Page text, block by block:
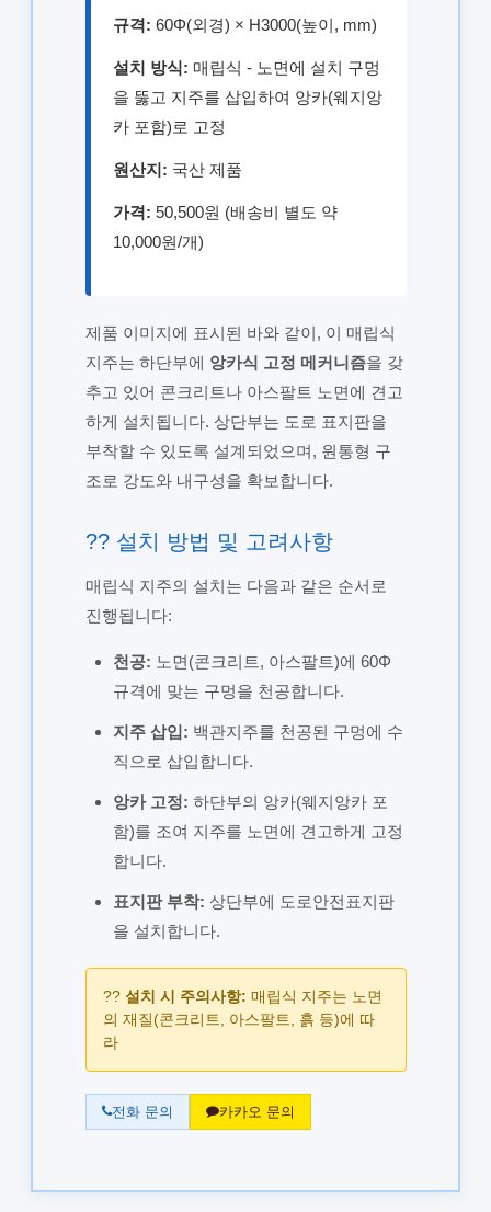
규격: 60Φ(외경) × H3000(높이, mm)
설치 방식: 매립식 - 노면에 설치 구멍
을 뚫고 지주를 삽입하여 앙카(웨지앙
카 포함)로 고정
원산지: 국산 제품
가격: 50,500원 (배송비 별도 약
10,000원/개)
제품 이미지에 표시된 바와 같이, 이 매립식
지주는 하단부에 앙카식 고정 메커니즘을 갖
추고 있어 콘크리트나 아스팔트 노면에 견고
하게 설치됩니다. 상단부는 도로 표지판을
부착할 수 있도록 설계되었으며, 원통형 구
조로 강도와 내구성을 확보합니다.
?? 설치 방법 및 고려사항
매립식 지주의 설치는 다음과 같은 순서로
진행됩니다:
천공: 노면(콘크리트, 아스팔트)에 60Φ
규격에 맞는 구멍을 천공합니다.
지주 삽입: 백관지주를 천공된 구멍에 수
직으로 삽입합니다.
앙카 고정: 하단부의 앙카(웨지앙카 포
함)를 조여 지주를 노면에 견고하게 고정
합니다.
표지판 부착: 상단부에 도로안전표지판
을 설치합니다.
?? 설치 시 주의사항: 매립식 지주는 노면
의 재질(콘크리트, 아스팔트, 흙 등)에 따
라
전화 문의 카카오 문의